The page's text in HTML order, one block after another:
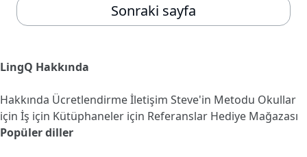
Sonraki sayfa
LingQ Hakkında
Hakkında Ücretlendirmeİletişim Steve'in Metodu Okullar
için İş için Kütüphaneler için Referanslar Hediye Mağazası
Popüler diller